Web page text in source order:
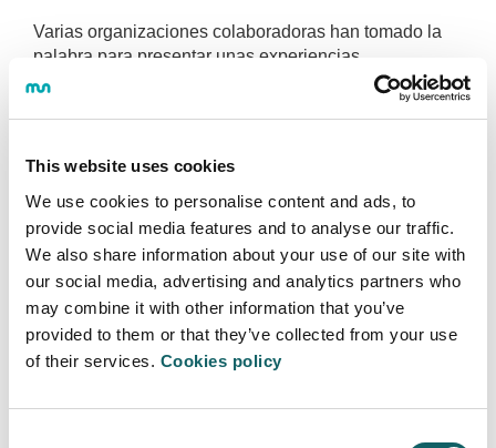
This website uses cookies
We use cookies to personalise content and ads, to
provide social media features and to analyse our traffic.
We also share information about your use of our site with
our social media, advertising and analytics partners who
may combine it with other information that you’ve
provided to them or that they’ve collected from your use
of their services. Cookies policy
Varias organizaciones colaboradoras han tomado la
palabra para presentar unas experiencias
consideradas buenas prácticas implementadas en sus
empresas. La última parte de la jornada ha consistido
coordinadores de cada ciclo han presentado el perfil
profesional y han cedido la palabra a los y las
alumnas que han mostrado los resultados de los
proyectos- retos en los han trabajado y están
trabajando durante su proceso de aprendizaje.
Una jornada para conocer mejor a los colaboradores y
seguir estrechando lazos entre MGEP y las empresas,
conocer otras experiencias y abrir puertas a futuras